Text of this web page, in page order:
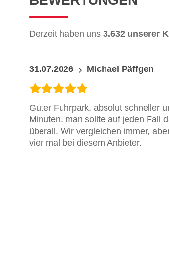
Derzeit haben uns 3.632 unserer
31.07.2026 Michael Päffgen
Guter Fuhrpark, absolut schneller
Minuten. man sollte auf jeden Fall
überall. Wir vergleichen immer,
vier mal bei diesem Anbieter.